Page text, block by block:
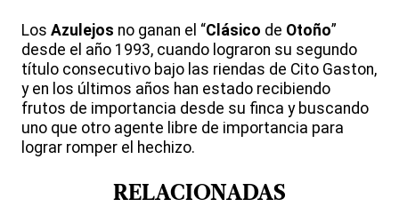
Los Azulejos no ganan el “Clásico de Otoño”
desde el año 1993, cuando lograron su segundo
título consecutivo bajo las riendas de Cito Gaston,
y en los últimos años han estado recibiendo
frutos de importancia desde su finca y buscando
uno que otro agente libre de importancia para
lograr romper el hechizo.
RELACIONADAS